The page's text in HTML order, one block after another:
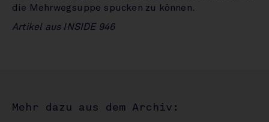
die Mehrwegsuppe spucken zu können.
Artikel aus INSIDE 946
Mehr dazu aus dem Archiv: